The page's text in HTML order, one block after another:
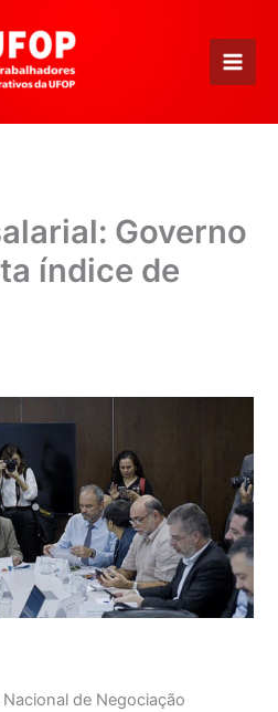
Governo
índice de
de Negociação